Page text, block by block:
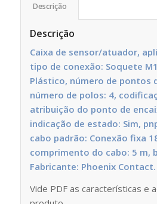
Descrição
Descrição
Caixa de sensor/atuador,
tipo de conexão: Soquete
Plástico, número de pontos
número de polos: 4,
atribuição do ponto de
indicação de estado: Sim,
cabo padrão: Conexão fixa
comprimento do cabo: 5 m,
Fabricante: Phoenix Contact.
Vide PDF as características e